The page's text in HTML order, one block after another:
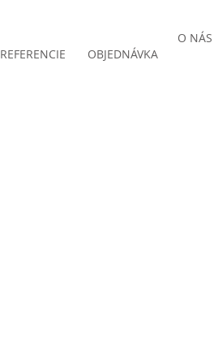
O NÁS
REFERENCIE OBJEDNÁVKA